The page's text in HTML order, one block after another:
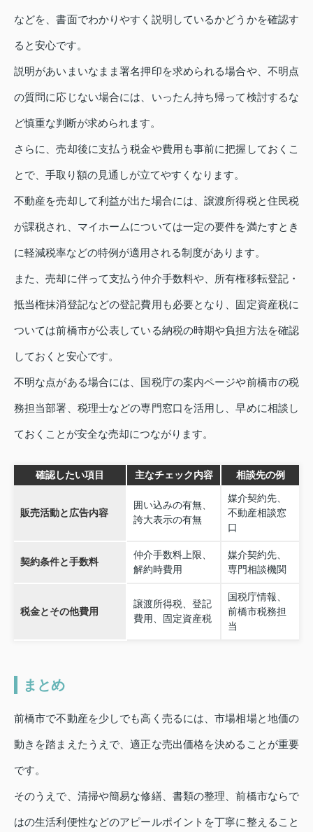
などを、書面でわかりやすく説明しているかどうかを確認す
ると安心です。
説明があいまいなまま署名押印を求められる場合や、不明点
の質問に応じない場合には、いったん持ち帰って検討するな
ど慎重な判断が求められます。
さらに、売却後に支払う税金や費用も事前に把握しておくこ
とで、手取り額の見通しが立てやすくなります。
不動産を売却して利益が出た場合には、譲渡所得税と住民税
が課税され、マイホームについては一定の要件を満たすとき
に軽減税率などの特例が適用される制度があります。
また、売却に伴って支払う仲介手数料や、所有権移転登記・
抵当権抹消登記などの登記費用も必要となり、固定資産税に
ついては前橋市が公表している納税の時期や負担方法を確認
しておくと安心です。
不明な点がある場合には、国税庁の案内ページや前橋市の税
務担当部署、税理士などの専門窓口を活用し、早めに相談し
ておくことが安全な売却につながります。
確認したい項目 主なチェック内容 相談先の例
販売活動と広告内容
囲い込みの有無、
誇大表示の有無
媒介契約先、
不動産相談窓
口
契約条件と手数料
仲介手数料上限、
解約時費用
媒介契約先、
専門相談機関
税金とその他費用
譲渡所得税、登記
費用、固定資産税
国税庁情報、
前橋市税務担
当
まとめ
前橋市で不動産を少しでも高く売るには、市場相場と地価の
動きを踏まえたうえで、適正な売出価格を決めることが重要
です。
そのうえで、清掃や簡易な修繕、書類の整理、前橋市ならで
はの生活利便性などのアピールポイントを丁寧に整えること